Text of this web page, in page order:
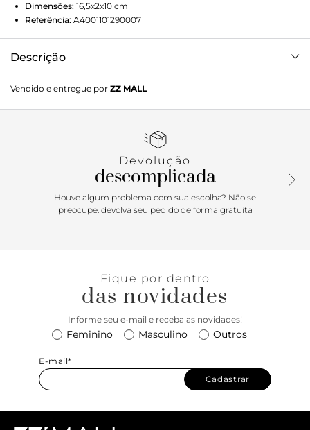
Dimensões: 16,5x2x10 cm
Referência: A4001101290007
Descrição
formato retangular e fecho em tampo com textura croco e
inscrição do nome da marca, além de botão de pressão.
carteira com divisórias, porta-cartões e bolso para moedas.
Vendido e entregue por ZZ MALL
Devolução
descomplicada
Houve algum problema com sua escolha? Não se
preocupe: devolva seu pedido de forma gratuita
Fique por dentro
das novidades
Informe seu e-mail e receba as novidades!
Feminino Masculino Outros
E-mail*
Cadastrar